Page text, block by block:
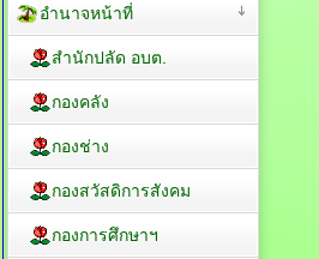
อำนาจหน้าที่
สำนักปลัด อบต.
กองคลัง
กองช่าง
กองสวัสดิการสังคม
กองการศึกษาฯ